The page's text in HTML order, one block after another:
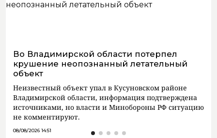
Во Владимирской области потерпел
крушение неопознанный летательный
объект
Неизвестный объект упал в Кусуновском районе
Владимирской области, информация подтверждена
источниками, но власти и Минобороны РФ ситуацию
не комментируют.
08/08/2026 14:51